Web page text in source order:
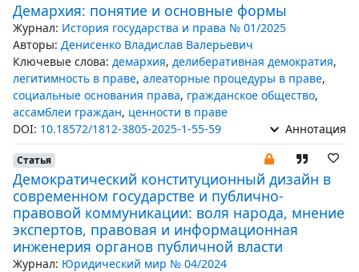
Демархия: понятие и основные формы
Журнал: История государства и права № 01/2025
Авторы: Денисенко Владислав Валерьевич
Ключевые слова: демархия, делиберативная демократия,
легитимность в праве, алеаторные процедуры в праве,
социальные основания права, гражданское общество,
ассамблеи граждан, ценности в праве
DOI: 10.18572/1812-3805-2025-1-55-59 Аннотация
Статья
Демократический конституционный дизайн в
современном государстве и публично-
правовой коммуникации: воля народа, мнение
экспертов, правовая и информационная
инженерия органов публичной власти
Журнал: Юридический мир № 04/2024